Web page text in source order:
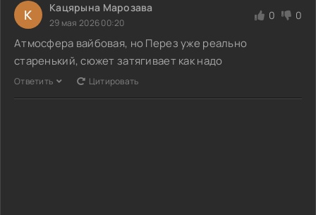
К Кацярына Марозава
29 мая 2026 00:20
0 0
Атмосфера вайбовая, но Перез уже реально
старенький, сюжет затягивает как надо
Ответить Цитировать